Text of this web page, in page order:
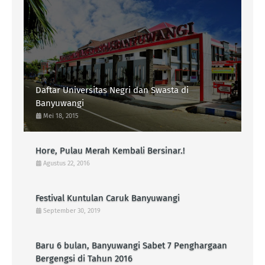
Daftar Universitas Negri dan Swasta di
Banyuwangi
Mei 18, 2015
Hore, Pulau Merah Kembali Bersinar.!
Agustus 22, 2016
Festival Kuntulan Caruk Banyuwangi
September 30, 2019
Baru 6 bulan, Banyuwangi Sabet 7 Penghargaan
Bergengsi di Tahun 2016